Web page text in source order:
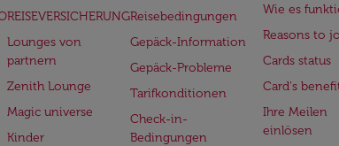
REISEVERSICHERUNG
Lounges von
partnern
Zenith Lounge
Magic universe
Kinder
Reisebedingungen
Gepäck-Information
Gepäck-Probleme
Tarifkonditionen
Check-in-
Bedingungen
Wie es
Reasons to
Cards status
Card's
Ihre Meilen
einlösen